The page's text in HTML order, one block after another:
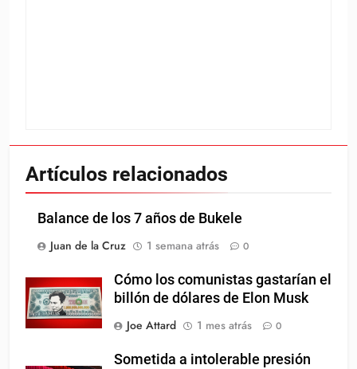
Artículos relacionados
Balance de los 7 años de Bukele
Juan de la Cruz
1 semana atrás 0
Cómo los comunistas gastarían el
billón de dólares de Elon Musk
Joe Attard
1 mes atrás 0
Sometida a intolerable presión